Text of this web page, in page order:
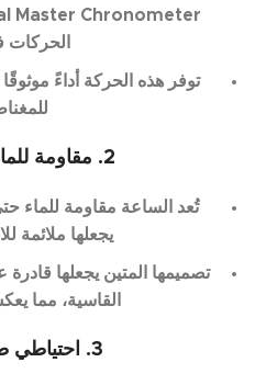
الحركات
توفر هذه الحركة أداءً
2. مقاومة للماء والصدمات
يجعلها ملائمة
تصميمها المتين يجعلها
القاسية، مما
3. احتياطي طاقة طويل